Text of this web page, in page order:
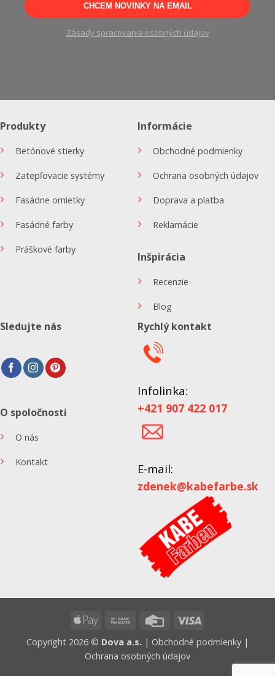
CHCEM NOVINKY NA EMAIL
Zásady spracovania osobných údajov
Produkty
Betónové stierky
Zatepľovacie systémy
Fasádne omietky
Fasádné farby
Práškové farby
Informácie
Obchodné podmienky
Ochrana osobných údajov
Doprava a platba
Reklamácie
Inšpirácia
Recenzie
Blog
Sledujte nás
O spoločnosti
O nás
Kontakt
Rychlý kontakt
Infolinka:
+421 907 422 017
E-mail:
zdenek@kabefarbe.sk
Apple
Bank
Credit
Copyright 2026 © Dova a.s. | Obchodné podmienky |
Ochrana osobných údajov